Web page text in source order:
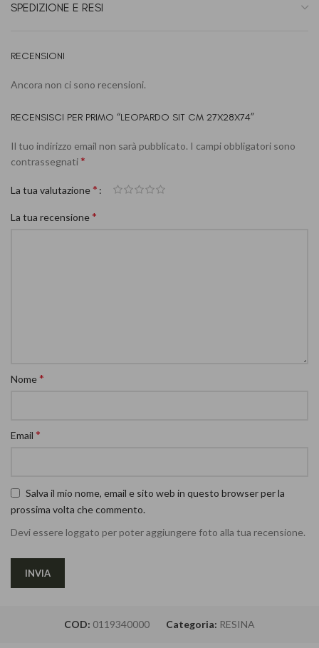
SPEDIZIONE E RESI
RECENSIONI
Ancora non ci sono recensioni.
RECENSISCI PER PRIMO “LEOPARDO SIT CM 27X28X74”
Il tuo indirizzo email non sarà pubblicato. I campi obbligatori sono
contrassegnati*
La tua valutazione*
La tua recensione*
Nome*
Email *
Salva il mio nome, email e sito web in questo browser per la
prossima volta che commento.
Devi essere loggato per poter aggiungere foto alla tua recensione.
COD: 0119340000 Categoria: RESINA